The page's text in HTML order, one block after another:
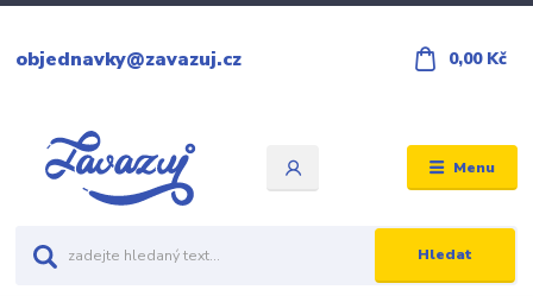
Menu
Hledat
objednavky@zavazuj.cz 0,00 Kč